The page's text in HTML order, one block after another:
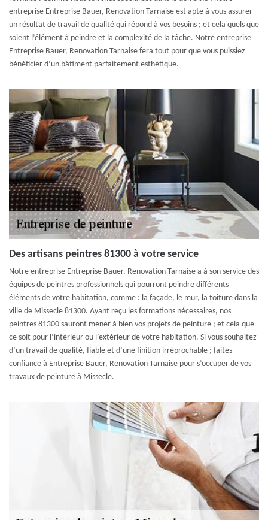
entreprise Entreprise Bauer, Renovation Tarnaise est apte à vous assurer
un résultat de travail de qualité qui répond à vos besoins ; et cela quels que
soient l’élément à peindre et la complexité de la tâche. Notre entreprise
Entreprise Bauer, Renovation Tarnaise fera tout pour que vous puissiez
bénéficier d’un bâtiment parfaitement esthétique.
Des artisans peintres 81300 à votre service
Notre entreprise Entreprise Bauer, Renovation Tarnaise a à son service des
équipes de peintres professionnels qui pourront peindre différents
éléments de votre habitation, comme : la façade, le mur, la toiture dans la
ville de Missecle 81300. Ayant reçu les formations nécessaires, nos
peintres 81300 sauront mener à bien vos projets de peinture ; et cela que
ce soit pour l’intérieur ou l’extérieur de votre habitation. Si vous souhaitez
d’un travail de qualité, fiable et d’une finition irréprochable ; faites
confiance à Entreprise Bauer, Renovation Tarnaise pour s’occuper de vos
travaux de peinture à Missecle.